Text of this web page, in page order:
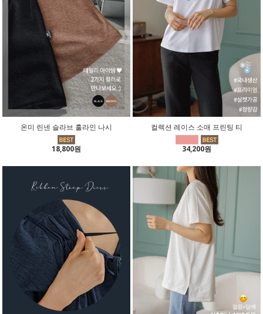
온미 린넨 슬라브 훌라인 나시
18,800원
컬렉션 레이스 소매 프린팅 티
34,200원